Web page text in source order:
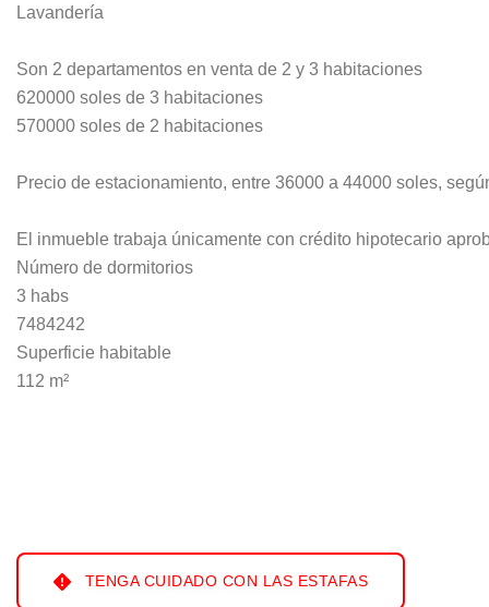
Lavandería
Son 2 departamentos en venta de 2 y 3 habitaciones
620000 soles de 3 habitaciones
570000 soles de 2 habitaciones
Precio de estacionamiento, entre 36000 a 44000 soles,
El inmueble trabaja únicamente con crédito hipotecario
Número de dormitorios
3 habs
7484242
Superficie habitable
112 m²
TENGA CUIDADO CON LAS ESTAFAS